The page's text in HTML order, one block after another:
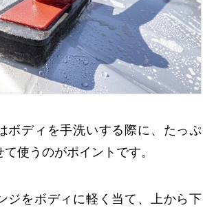
ボディを手洗いする際に、たっぷ
て使うのがポイントです。
ジをボディに軽く当て、上から下